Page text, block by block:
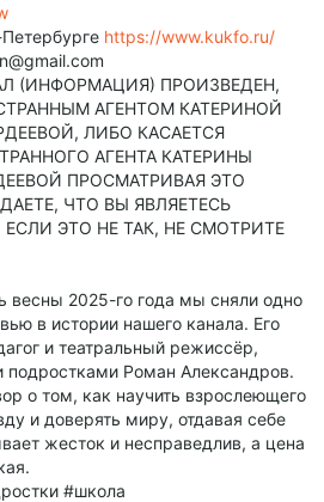
https://www.kukfo.ru/
(ИНФОРМАЦИЯ) ПРОИЗВЕДЕН,
АГЕНТОМ КАТЕРИНОЙ
ЛИБО КАСАЕТСЯ
АГЕНТА КАТЕРИНЫ
ПРОСМАТРИВАЯ ЭТО
ЧТО ВЫ ЯВЛЯЕТЕСЬ
ЭТО НЕ ТАК, НЕ СМОТРИТЕ
весны 2025-го года мы сняли одно
в истории нашего канала. Его
и театральный режиссёр,
Роман Александров.
о том, как научить взрослеющего
и доверять миру, отдавая себе
жесток и несправедлив, а цена
#школа